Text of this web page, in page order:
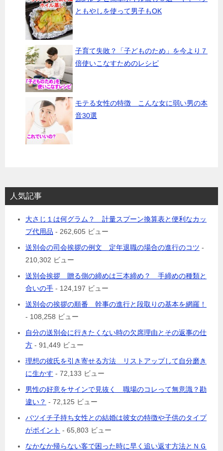
ともやしを使って男子もOK
子育て失敗？「子どものため」を今より７
倍使いこなすためのレシピ
モテる女性の特徴 こんな女に弱い男の本
音30選
人気記事
大さじ１は何グラム？ 計量スプーン換算表と便利なカッ
プ代用品 - 262,605 ビュー
送別会の司会挨拶の例文 定年退職の場合の進行のコツ -
210,302 ビュー
送別会挨拶 贈る側の締めは三本締め？ 手締めの種類と
合いの手 - 124,197 ビュー
送別会の挨拶の順番 幹事の進行と段取りの基本を網羅！
- 108,258 ビュー
自分の送別会に行きたくない時の欠席理由とその返事の仕
方 - 91,449 ビュー
理想の彼氏を引き寄せる方法 リストアップして自分磨き
に生かす - 72,133 ビュー
男性の好意をサインで見抜く 職場のコレって無意識？勘
違い？ - 72,125 ビュー
バツイチ子持ち女性との結婚は彼女の特徴や子供のタイプ
がポイント - 65,803 ビュー
なかなか帰らない客で困った時に早く追い返す方法とＮＧ